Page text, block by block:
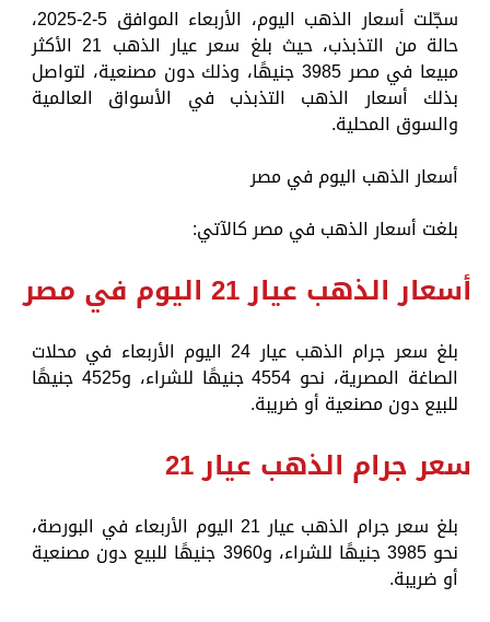
سجّلت أسعار الذهب اليوم، الأربعاء الموافق 5-2-2025،
حالة من التذبذب، حيث بلغ سعر عيار الذهب 21 الأكثر
مبيعا في مصر 3985 جنيهًا، وذلك دون مصنعية، لتواصل
بذلك أسعار الذهب التذبذب في الأسواق العالمية
والسوق المحلية.
أسعار الذهب اليوم في مصر
بلغت أسعار الذهب في مصر كالآتي:
أسعار الذهب عيار 21 اليوم في مصر
بلغ سعر جرام الذهب عيار 24 اليوم الأربعاء في محلات
الصاغة المصرية، نحو 4554 جنيهًا للشراء، و4525 جنيهًا
للبيع دون مصنعية أو ضريبة.
سعر جرام الذهب عيار 21
بلغ سعر جرام الذهب عيار 21 اليوم الأربعاء في البورصة،
نحو 3985 جنيهًا للشراء، و3960 جنيهًا للبيع دون مصنعية
أو ضريبة.